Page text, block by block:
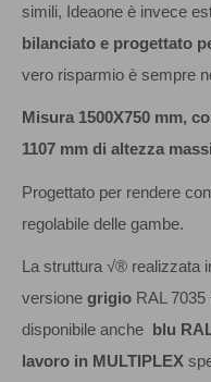
simili, Ideaone è invece
bilanciato e progettato
vero risparmio è sempre
Misura 1500X750 mm,
1107 mm di altezza
Progettato per rendere
regolabile delle gambe.
La struttura √® realizzata
versione grigio RAL 7035
disponibile anche blu
lavoro in MULTIPLEX